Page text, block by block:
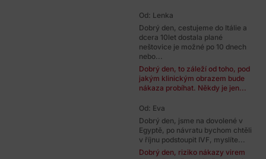
Od: Lenka
Dobrý den, cestujeme do Itálie a
dcera 10let dostala plané
neštovice je možné po 10 dnech
nebo...
Dobrý den, to záleží od toho, pod
jakým klinickým obrazem bude
nákaza probíhat. Někdy je jen...
Od: Eva
Dobrý den, jsme na dovolené v
Egyptě, po návratu bychom chtěli
v říjnu podstoupit IVF, myslíte...
Dobrý den, riziko nákazy virem